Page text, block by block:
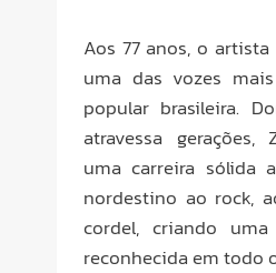
Aos 77 anos, o
uma das vozes
popular brasileira.
atravessa
uma carreira sólida
nordestino ao rock,
cordel, criando
reconhecida em todo